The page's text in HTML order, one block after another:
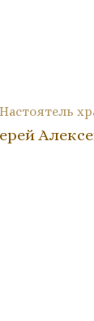
Настоятель